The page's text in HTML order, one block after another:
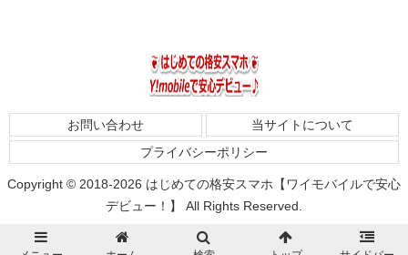
お問い合わせ
当サイトについて
プライバシーポリシー
Copyright © 2018-2026 はじめての格安スマホ【ワイモバイルで安心
デビュー！】 All Rights Reserved.